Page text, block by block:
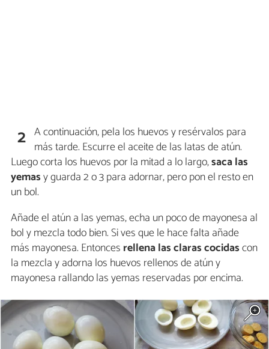
2 A continuación, pela los huevos y resérvalos para
más tarde. Escurre el aceite de las latas de atún.
Luego corta los huevos por la mitad a lo largo,saca las
yemasy guarda 2 o 3 para adornar, pero pon el resto en
un bol.
Añade el atún a las yemas, echa un poco de mayonesa al
bol y mezcla todo bien. Si ves que le hace falta añade
más mayonesa. Entonces rellena las claras cocidascon
la mezcla y adorna los huevos rellenos de atún y
mayonesa rallando las yemas reservadas por encima.